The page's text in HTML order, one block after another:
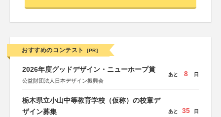
おすすめのコンテスト [PR]
2026年度グッドデザイン・ニューホープ賞
公益財団法人日本デザイン振興会
あと 8 日
栃木県立小山中等教育学校（仮称）の校章デ
ザイン募集
あと 35 日